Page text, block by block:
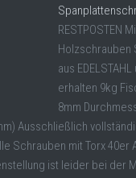
RESTPOSTEN
Holzschrauben
aus
erhalten 9kg
8mm
Ausschließlich
Schrauben mit Torx 40er
ist leider bei der